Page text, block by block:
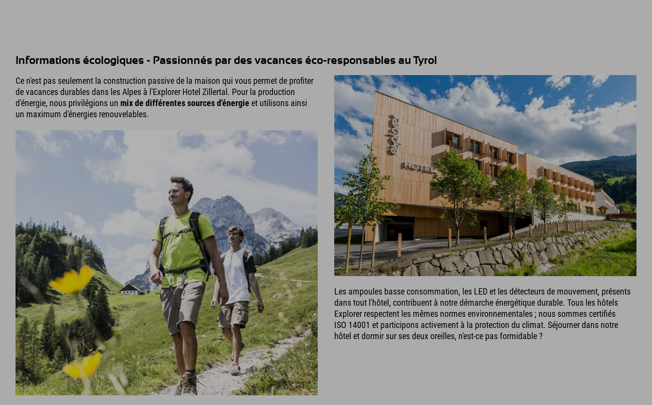
Informations écologiques - Passionnés par des vacances éco-responsables au Tyrol
Ce n'est pas seulement la construction passive de la maison qui vous permet de profiter
de vacances durables dans les Alpes à l'Explorer Hotel Zillertal. Pour la production
d'énergie, nous privilégions un mix de différentes sources d'énergie et utilisons ainsi
un maximum d'énergies renouvelables.
Les ampoules basse consommation, les LED et les détecteurs de mouvement, présents
dans tout l'hôtel, contribuent à notre démarche énergétique durable. Tous les hôtels
Explorer respectent les mêmes normes environnementales ; nous sommes certifiés
ISO 14001 et participons activement à la protection du climat. Séjourner dans notre
hôtel et dormir sur ses deux oreilles, n'est-ce pas formidable ?